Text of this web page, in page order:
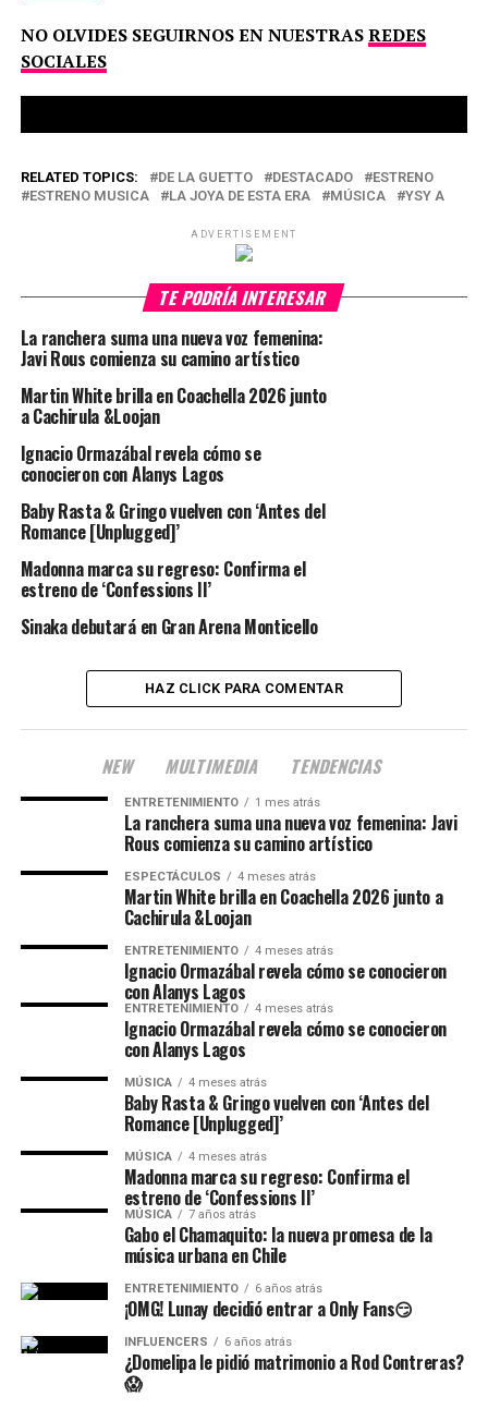
NO OLVIDES SEGUIRNOS EN NUESTRASREDES
SOCIALES
RELATED TOPICS: DE LA GUETTO DESTACADO
ESTRENO
ESTRENO MUSICA
LA JOYA DE ESTA ERA MÚSICA YSY A
ADVERTISEMENT
TE PODRÍA INTERESAR
La ranchera suma una nueva voz femenina:
Javi Rous comienza su camino artístico
Martin White brilla en Coachella 2026 junto
a Cachirula &Loojan
Ignacio Ormazábal revela cómo se
conocieron con Alanys Lagos
Baby Rasta & Gringo vuelven con ‘Antes del
Romance [Unplugged]’
Madonna marca su regreso: Confirma el
estreno de ‘Confessions II’
Sinaka debutará en Gran Arena Monticello
HAZ CLICK PARA COMENTAR
NEW MULTIMEDIA TENDENCIAS
ENTRETENIMIENTO 1 mes atrás
La ranchera suma una nueva voz femenina: Javi
Rous comienza su camino artístico
ESPECTÁCULOS 4 meses atrás
Martin White brilla en Coachella 2026 junto a
Cachirula &Loojan
ENTRETENIMIENTO 4 meses atrás
Ignacio Ormazábal revela cómo se conocieron
con Alanys Lagos
ENTRETENIMIENTO 4 meses atrás
Ignacio Ormazábal revela cómo se conocieron
con Alanys Lagos
MÚSICA 4 meses atrás
Baby Rasta & Gringo vuelven con ‘Antes del
Romance [Unplugged]’
MÚSICA 4 meses atrás
Madonna marca su regreso: Confirma el
estreno de ‘Confessions II’
MÚSICA 7 años atrás
Gabo el Chamaquito: la nueva promesa de la
música urbana en Chile
ENTRETENIMIENTO 6 años atrás
¡OMG! Lunay decidió entrar a Only Fans😏
INFLUENCERS 6 años atrás
¿Domelipa le pidió matrimonio a Rod Contreras?
😱